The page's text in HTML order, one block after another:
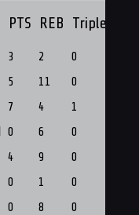
PTS REB Triples
3 2 0
5 11 0
7 4 1
0 6 0
4 9 0
0 1 0
0 8 0